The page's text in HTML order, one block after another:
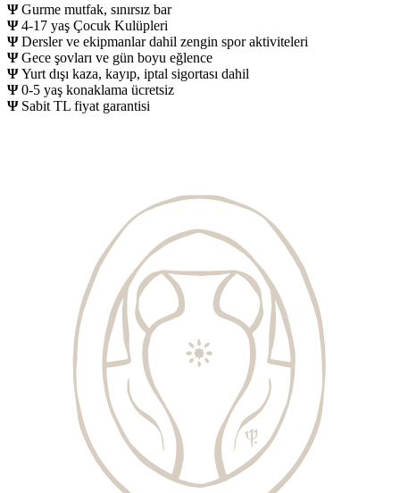
ΨGurme mutfak, sınırsız bar
Ψ4-17 yaş Çocuk Kulüpleri
ΨDersler ve ekipmanlar dahil zengin spor aktiviteleri
ΨGece şovları ve gün boyu eğlence
ΨYurt dışı kaza, kayıp, iptal sigortası dahil
Ψ0-5 yaş konaklama ücretsiz
ΨSabit TL fiyat garantisi